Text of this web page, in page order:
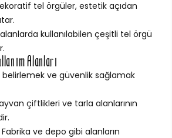
tel örgüler, estetik açıdan
kullanılabilen çeşitli tel örgü
Alanları
belirlemek ve güvenlik sağlamak
çiftlikleri ve tarla alanlarının
Fabrika ve depo gibi alanların